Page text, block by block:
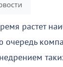
растет